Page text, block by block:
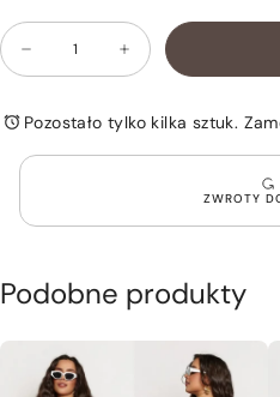
Ilość
Zmniejsz
ilość
Dresowy
MILKA
Zwiększ
ilość
Dresowy
Pozostało tylko kilka sztuk.
ZWROTY
Podobne produkty